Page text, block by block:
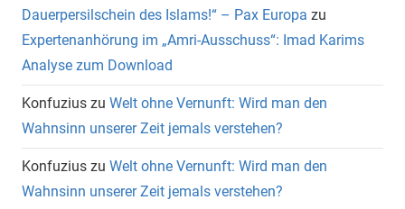
Dauerpersilschein des Islams!“ – Pax Europa zu
Expertenanhörung im „Amri-Ausschuss“: Imad Karims
Analyse zum Download
Konfuzius zu Welt ohne Vernunft: Wird man den
Wahnsinn unserer Zeit jemals verstehen?
Konfuzius zu Welt ohne Vernunft: Wird man den
Wahnsinn unserer Zeit jemals verstehen?